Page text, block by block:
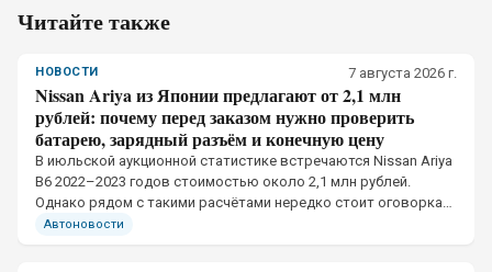
Читайте также
НОВОСТИ 7 августа 2026 г.
Nissan Ariya из Японии предлагают от 2,1 млн
рублей: почему перед заказом нужно проверить
батарею, зарядный разъём и конечную цену
В июльской аукционной статистике встречаются Nissan Ariya
B6 2022–2023 годов стоимостью около 2,1 млн рублей.
Однако рядом с такими расчётами нередко стоит оговорка
«цена во Владивосток» и отдельно указано «плюс
Автоновости